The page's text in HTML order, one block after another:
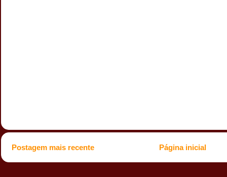
Postagem mais recente Página inicial